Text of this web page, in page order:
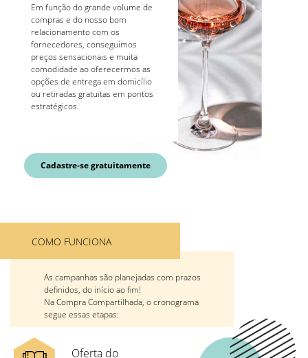
Em função do grande volume de
compras e do nosso bom
relacionamento com os
fornecedores, conseguimos
preços sensacionais e muita
comodidade ao oferecermos as
opções de entrega em domicílio
ou retiradas gratuitas em pontos
estratégicos.
Cadastre-se gratuitamente
COMO FUNCIONA
As campanhas são planejadas com prazos
definidos, do início ao fim!
Na Compra Compartilhada, o cronograma
segue essas etapas:
Oferta do